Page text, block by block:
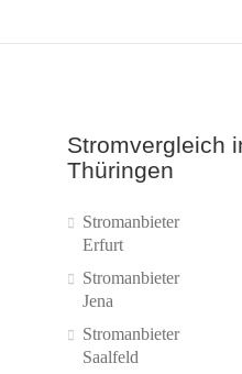
Stromvergleich
Thüringen
Stromanbieter
Erfurt
Stromanbieter
Jena
Stromanbieter
Saalfeld